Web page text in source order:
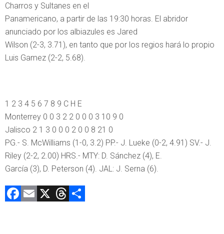
Charros y Sultanes en el
Panamericano, a partir de las 19:30 horas. El abridor
anunciado por los albiazules es Jared
Wilson (2-3, 3.71), en tanto que por los regios hará lo propio
Luis Gamez (2-2, 5.68).
1 2 3 4 5 6 7 8 9 C H E
Monterrey 0 0 3 2 2 0 0 0 3 10 9 0
Jalisco 2 1 3 0 0 0 2 0 0 8 21 0
PG.- S. McWilliams (1-0, 3.2) PP.- J. Lueke (0-2, 4.91) SV.- J.
Riley (2-2, 2.00) HRS.- MTY: D. Sánchez (4), E.
García (3), D. Peterson (4). JAL: J. Serna (6).
F E X T